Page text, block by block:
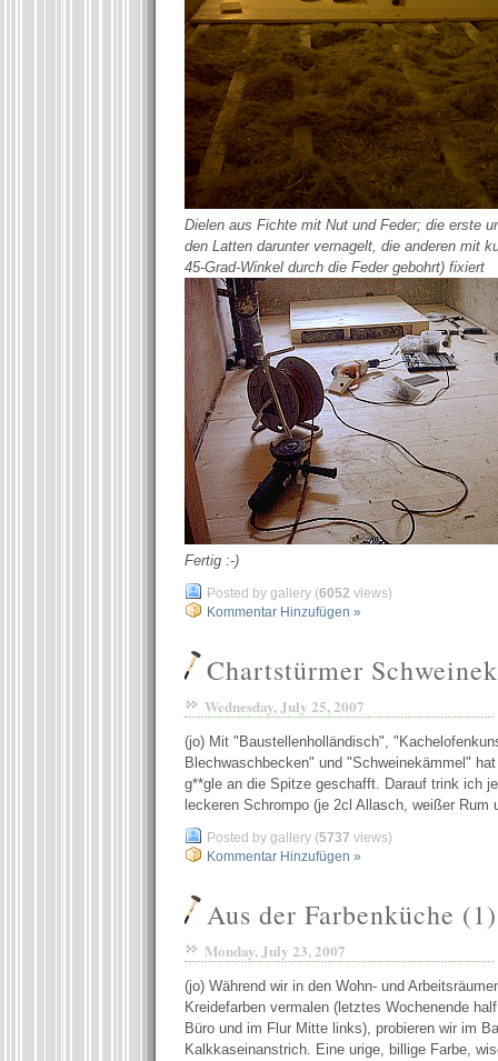
Dielen aus Fichte mit Nut und Feder; die erste
den Latten darunter vernagelt, die anderen mit
45-Grad-Winkel durch die Feder gebohrt) fixiert
Fertig :-)
Posted by gallery (6052 views)
Kommentar Hinzufügen »
Chartstürmer
Wednesday, July 25, 2007
(jo) Mit "Baustellenholländisch",
Blechwaschbecken" und "Schweinekämmel"
g**gle an die Spitze geschafft. Darauf trink ich
leckeren Schrompo (je 2cl Allasch, weißer Rum
Posted by gallery (5737 views)
Kommentar Hinzufügen »
Aus der Farbenküche (1)
Monday, July 23, 2007
(jo) Während wir in den Wohn- und
Kreidefarben vermalen (letztes Wochenende
Büro und im Flur Mitte links), probieren wir im
Kalkkaseinanstrich. Eine urige, billige Farbe,